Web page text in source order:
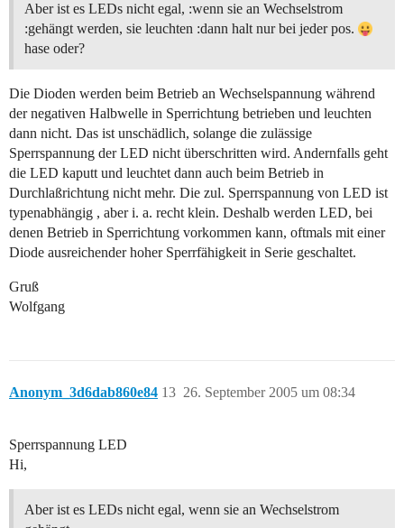
Aber ist es LEDs nicht egal, :wenn sie an Wechselstrom
:gehängt werden, sie leuchten :dann halt nur bei jeder pos.
hase oder?
Die Dioden werden beim Betrieb an Wechselspannung während
der negativen Halbwelle in Sperrichtung betrieben und leuchten
dann nicht. Das ist unschädlich, solange die zulässige
Sperrspannung der LED nicht überschritten wird. Andernfalls geht
die LED kaputt und leuchtet dann auch beim Betrieb in
Durchlaßrichtung nicht mehr. Die zul. Sperrspannung von LED ist
typenabhängig , aber i. a. recht klein. Deshalb werden LED, bei
denen Betrieb in Sperrichtung vorkommen kann, oftmals mit einer
Diode ausreichender hoher Sperrfähigkeit in Serie geschaltet.
Gruß
Wolfgang
Anonym_3d6dab860e84 26. September 2005 um 08:34
13
Sperrspannung LED
Hi,
Aber ist es LEDs nicht egal, wenn sie an Wechselstrom